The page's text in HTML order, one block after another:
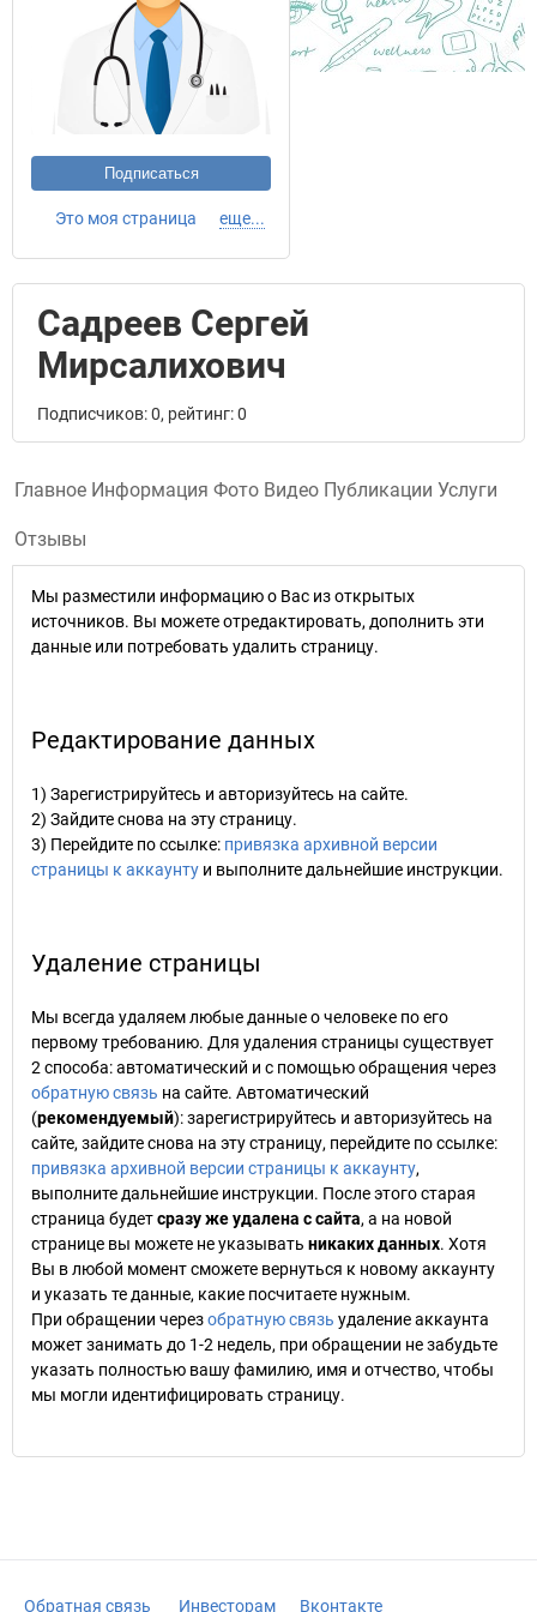
Подписаться
Это моя страница еще...
Садреев Сергей
Мирсалихович
Подписчиков: 0, рейтинг: 0
Главное Информация Фото Видео Публикации Услуги
Отзывы
Мы разместили информацию о Вас из открытых
источников. Вы можете отредактировать, дополнить эти
данные или потребовать удалить страницу.
Редактирование данных
1) Зарегистрируйтесь и авторизуйтесь на сайте.
2) Зайдите снова на эту страницу.
3) Перейдите по ссылке: привязка архивной версии
страницы к аккаунту и выполните дальнейшие инструкции.
Удаление страницы
Мы всегда удаляем любые данные о человеке по его
первому требованию. Для удаления страницы существует
2 способа: автоматический и с помощью обращения через
обратную связь на сайте. Автоматический
(рекомендуемый): зарегистрируйтесь и авторизуйтесь на
сайте, зайдите снова на эту страницу, перейдите по ссылке:
привязка архивной версии страницы к аккаунту,
выполните дальнейшие инструкции. После этого старая
страница будетсразу же удалена с сайта, а на новой
странице вы можете не указывать никаких данных. Хотя
Вы в любой момент сможете вернуться к новому аккаунту
и указать те данные, какие посчитаете нужным.
При обращении черезобратную связь удаление аккаунта
может занимать до 1-2 недель, при обращении не забудьте
указать полностью вашу фамилию, имя и отчество, чтобы
мы могли идентифицировать страницу.
Обратная связь Инвесторам Вконтакте